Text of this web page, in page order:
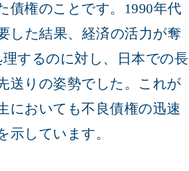
債権のことです。1990年代
した結果、経済の活力が奪
するのに対し、日本での長
送りの姿勢でした。これが
においても不良債権の迅速
しています。